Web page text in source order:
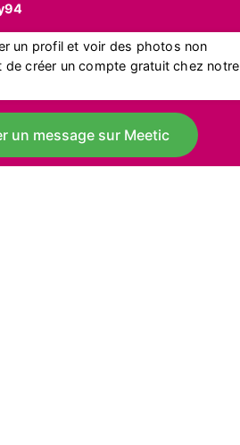
un profil et voir des photos non
de créer un compte gratuit chez notre
un message sur Meetic